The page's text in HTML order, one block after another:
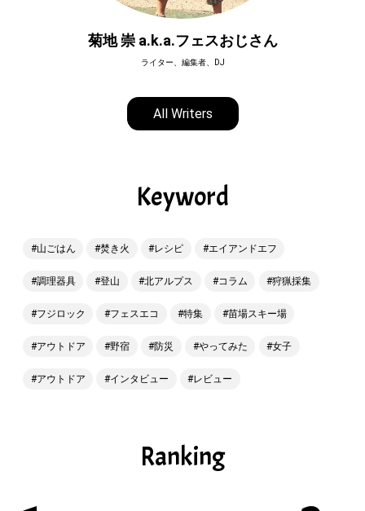
菊地 崇 a.k.a.フェスおじさん
ライター、編集者、DJ
All Writers
Keyword
山ごはん 焚き火 レシピ エイアンドエフ
調理器具 登山 北アルプス コラム 狩猟採集
フジロック フェスエコ 特集 苗場スキー場
アウトドア 野宿 防災 やってみた 女子
アウトドア インタビュー レビュー
Ranking